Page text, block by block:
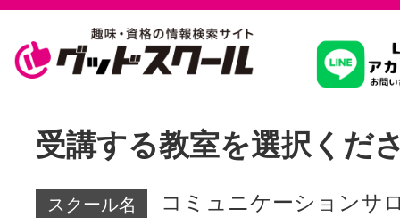
習いたいこ
受講する教室を選択くだ
スクール名
コミュニケーション